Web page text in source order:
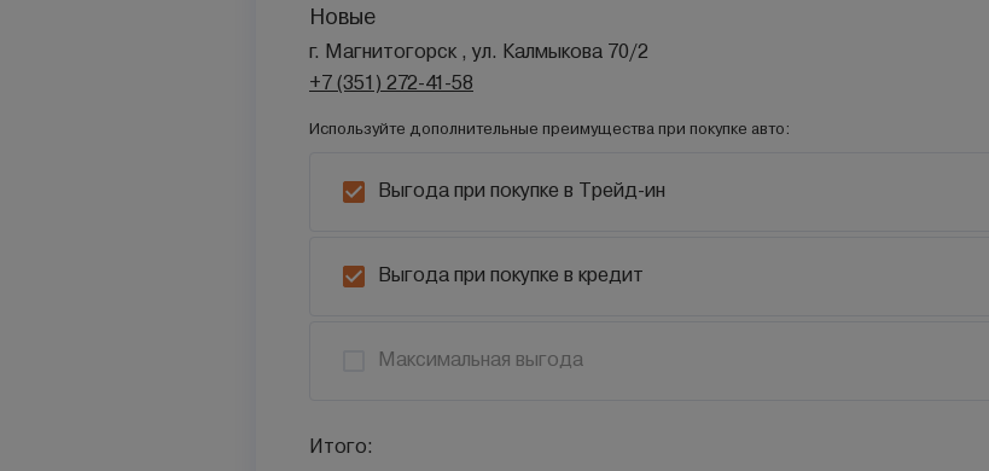
Новые
г. Магнитогорск , ул. Калмыкова 70/2
+7 (351) 272-41-58
Используйте дополнительные преимущества при покупке авто:
Выгода при покупке в Трейд-ин
Выгода при покупке в кредит
Максимальная выгода
Итого: